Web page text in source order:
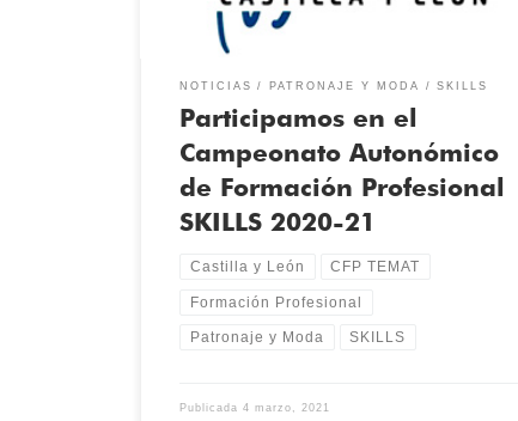
aquellos que involucran […]
NOTICIAS PATRONAJE Y MODA SKILLS
Participamos en el
Campeonato Autonómico
de Formación Profesional
SKILLS 2020-21
Castilla y León CFP TEMAT
Formación Profesional
Patronaje y Moda SKILLS
Publicada4 marzo, 2021